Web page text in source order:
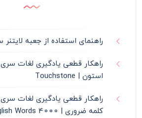
راهنمای استفاده از جعبه
راهکار قطعی یادگیری لغات
استون | Touchstone
کلمه ضروری | 4000 Essential English Words